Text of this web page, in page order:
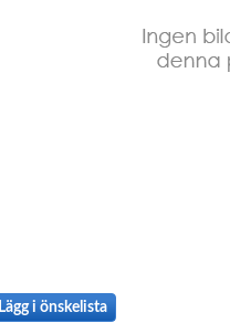
Lägg i önskelista